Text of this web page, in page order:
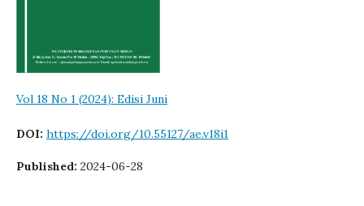
Vol 18 No 1 (2024): Edisi Juni
DOI: https://doi.org/10.55127/ae.v18i1
Published: 2024-06-28